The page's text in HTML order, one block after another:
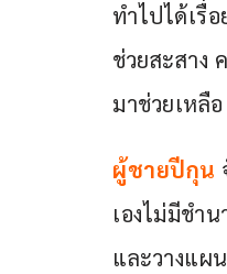
ทำไปได้เรื่
ช่วยสะสาง
มาช่วยเหลือ
ผู้ชายปีกุน
เองไม่มีชำ
และวางแผ